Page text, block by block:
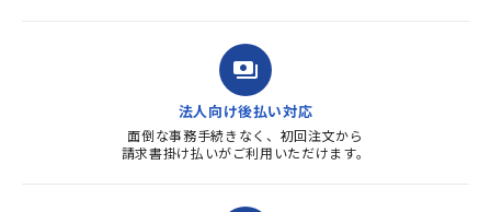
payments
法人向け後払い対応
面倒な事務手続きなく、初回注文から
請求書掛け払いがご利用いただけます。